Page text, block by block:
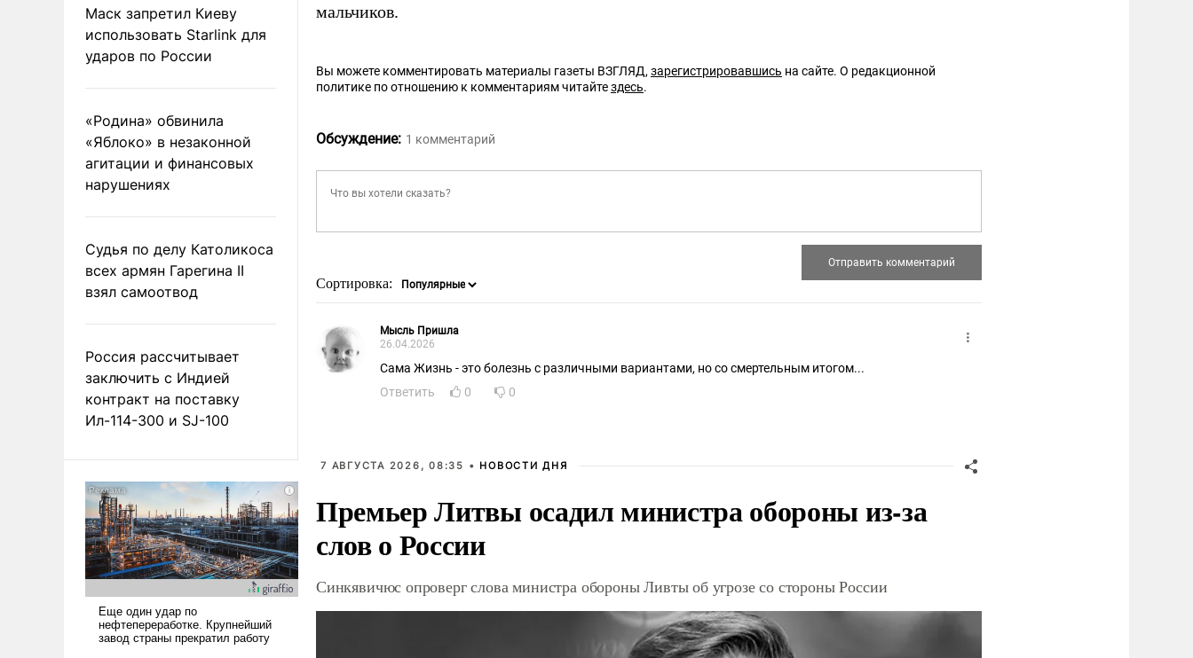
Маск запретил Киеву
использовать Starlink для
ударов по России
«Родина» обвинила
«Яблоко» в незаконной
агитации и финансовых
нарушениях
Судья по делу Католикоса
всех армян Гарегина II
взял самоотвод
Россия рассчитывает
заключить с Индией
контракт на поставку
Ил-114-300 и SJ-100
мальчиков.
Вы можете комментировать материалы газеты ВЗГЛЯД, зарегистрировавшись на сайте. О редакционной
политике по отношению к комментариям читайтездесь.
Обсуждение: 1 комментарий
Сортировка:
Мысль Пришла
26.04.2026
Сама Жизнь - это болезнь с различными вариантами, но со смертельным итогом...
Ответить
0 0
7 АВГУСТА 2026, 08:35 • НОВОСТИ ДНЯ
Премьер Литвы осадил министра обороны из-за
слов о России
Синкявичюс опроверг слова министра обороны Ливты об угрозе со стороны России